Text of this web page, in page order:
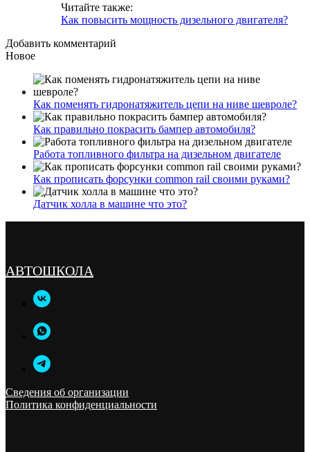
Читайте также:
Как повысить мощность дизельного двигателя?
Добавить комментарий
Новое
Как поменять гидронатяжитель цепи на ниве шевроле?
Как правильно покрасить бампер автомобиля?
Работа топливного фильтра на дизельном двигателе
Как прописать форсунки common rail своими руками?
Датчик холла в машине что это?
АВТОШКОЛА
Сведения об организации
Политика конфиденциальности